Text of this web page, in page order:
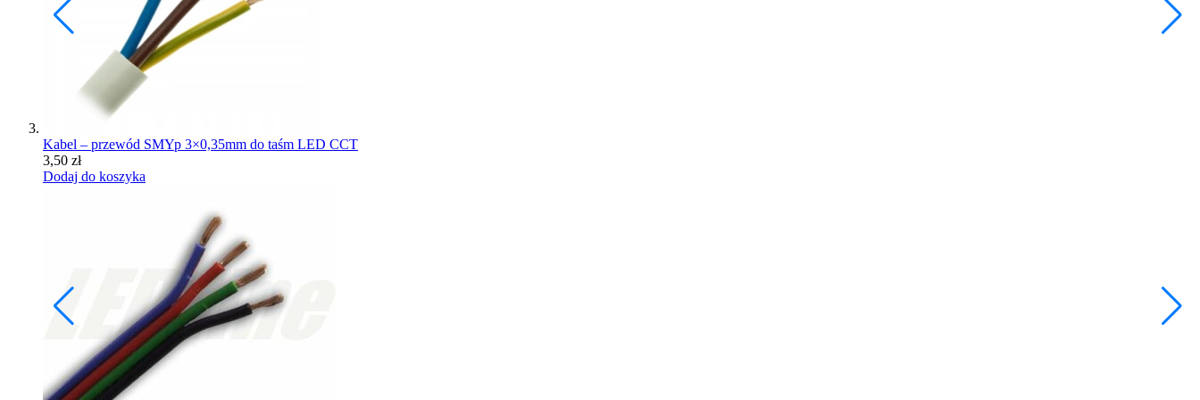
Kabel – przewód SMYp 3×0,35mm do taśm LED CCT
3,50 zł
Dodaj do koszyka